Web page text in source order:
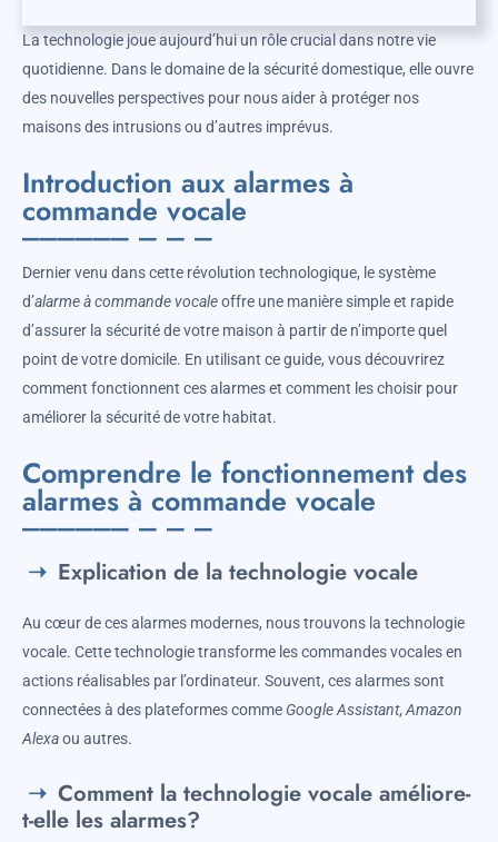
La technologie joue aujourd’hui un rôle crucial dans notre vie
quotidienne. Dans le domaine de la sécurité domestique, elle ouvre
des nouvelles perspectives pour nous aider à protéger nos
maisons des intrusions ou d’autres imprévus.
Introduction aux alarmes à
commande vocale
Dernier venu dans cette révolution technologique, le système
d’alarme à commande vocaleoffre une manière simple et rapide
d’assurer la sécurité de votre maison à partir de n’importe quel
point de votre domicile. En utilisant ce guide, vous découvrirez
comment fonctionnent ces alarmes et comment les choisir pour
améliorer la sécurité de votre habitat.
Comprendre le fonctionnement des
alarmes à commande vocale
Explication de la technologie vocale
Au cœur de ces alarmes modernes, nous trouvons la technologie
vocale. Cette technologie transforme les commandes vocales en
actions réalisables par l’ordinateur. Souvent, ces alarmes sont
connectées à des plateformes comme Google Assistant, Amazon
Alexaou autres.
Comment la technologie vocale améliore-
t-elle les alarmes?